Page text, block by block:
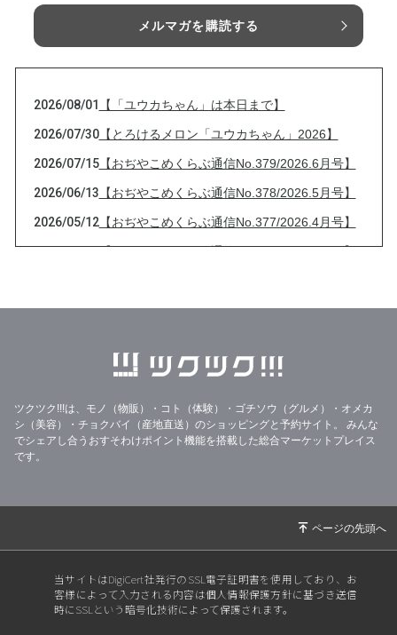
メルマガを購読する
2026/08/01 【「ユウカちゃん」は本日まで】
2026/07/30【とろけるメロン「ユウカちゃん」2026】
2026/07/15【おぢやこめくらぶ通信No.379/2026.6月号】
2026/06/13 【おぢやこめくらぶ通信No.378/2026.5月号】
2026/05/12【おぢやこめくらぶ通信No.377/2026.4月号】
2026/04/13【おぢやこめくらぶ通信No.376/2026.3月号】
2026/02/08大雪と【おぢやこめくらぶ通信No.374/2026.1
33%OFF美味しいりんごジュースのフードレス
キュー
2026/01/14【2026年特別セット】
2025/12/31年末年始の営業と【おぢやこめくらぶ通信No.3
【御歳暮受付中】
2025/10/30 【20205稲刈り完了!】
ツクツク!!!は、モノ（物販）・コト（体験）・ゴチソウ（グルメ）・オメカ
シ（美容）・チョクバイ（産地直送）のショッピングと予約サイト。
みんな
でシェアし合うおすそわけポイント機能を搭載した総合マーケットプレイス
です。
当サイトはDigiCert社発行のSSL電子証明書を使用しており、お
客様によって入力される内容は個人情報保護方針に基づき送信
時にSSLという暗号化技術によって保護されます。